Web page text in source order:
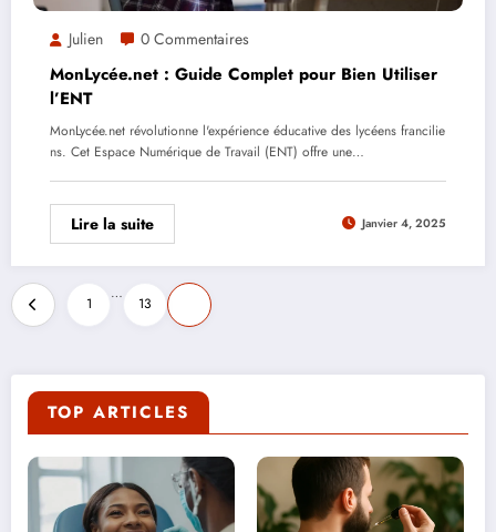
Julien 0 Commentaires
MonLycée.net : Guide Complet pour Bien Utiliser
l’ENT
MonLycée.net révolutionne l'expérience éducative des lycéens francilie
ns. Cet Espace Numérique de Travail (ENT) offre une…
Lire la suite Janvier 4, 2025
Pagination
des
publications
1
…
13
TOP ARTICLES